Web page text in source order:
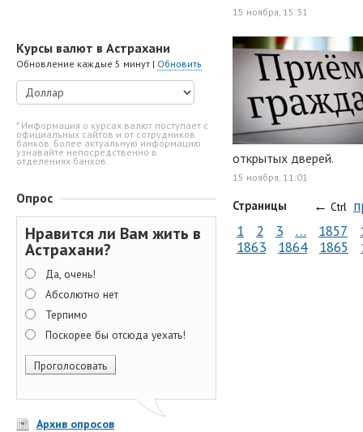
Курсы валют в Астрахани
Обновление каждые 5 минут | Обновить
* Информация о курсах валют поступает с
официальных сайтов и от сотрудников
банков. Более актуальную информацию
узнавайте непосредственно в
отделениях банков.
Опрос
Нравится ли Вам жить в
Астрахани?
Да, очень!
Абсолютно нет
Терпимо
Поскорее бы отсюда уехать!
Архив опросов
15 ноября, 15:31
открытых дверей.
15 ноября, 11:01
Страницы ← Ctrl
1
2 3 … 1857
1863
1864 1865